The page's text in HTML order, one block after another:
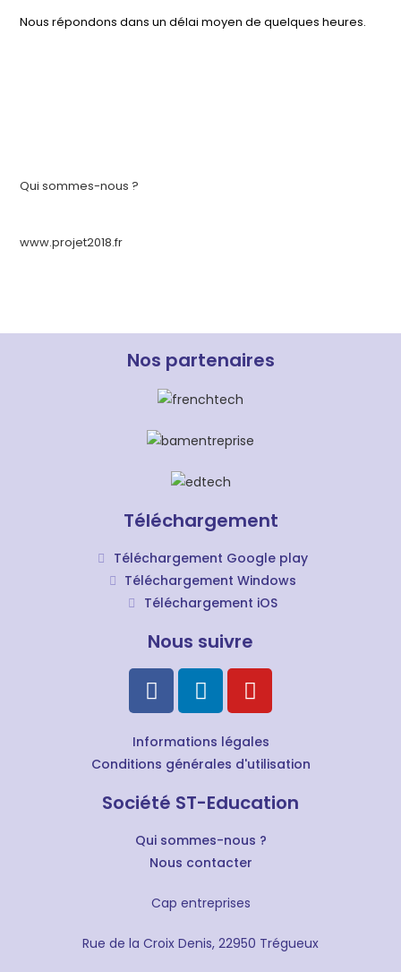
Nous répondons dans un délai moyen de quelques heures.
Qui sommes-nous ?
www.projet2018.fr
Nos partenaires
Téléchargement
Téléchargement Google play
Téléchargement Windows
Téléchargement iOS
Nous suivre
Informations légales
Conditions générales d'utilisation
Société ST-Education
Qui sommes-nous ?
Nous contacter
Cap entreprises
Rue de la Croix Denis, 22950 Trégueux